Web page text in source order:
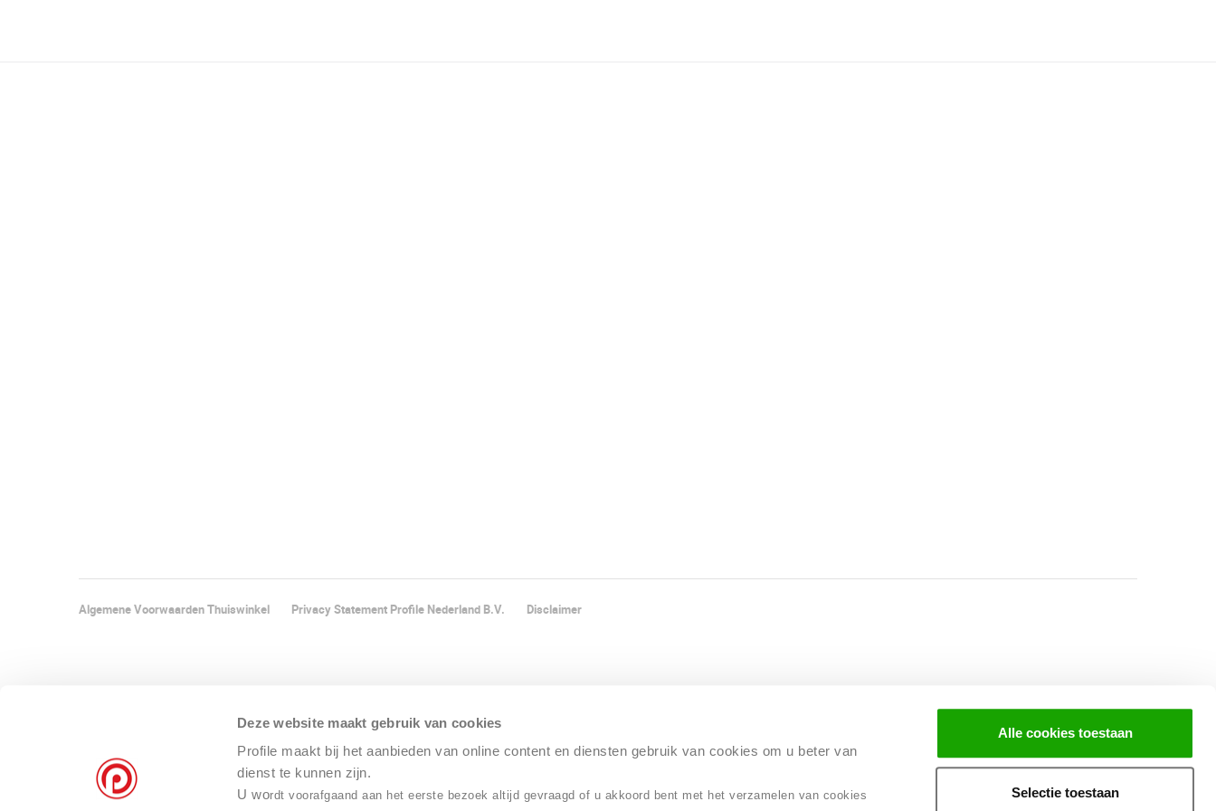
Deze website maakt gebruik van cookies
Profile maakt bij het aanbieden van online content en diensten gebruik van cookies om u beter van
dienst te kunnen zijn.
U wordt voorafgaand aan het eerste bezoek altijd gevraagd of u akkoord bent met het verzamelen van cookies
Alle cookies toestaan
Selectie toestaan
Algemene Voorwaarden Thuiswinkel Privacy Statement Profile Nederland B.V. Disclaimer